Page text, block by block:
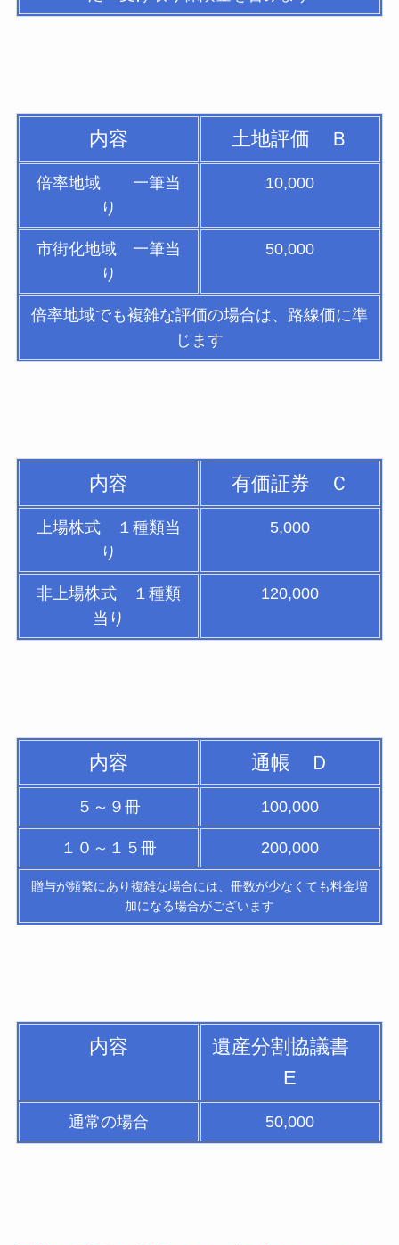
内容 土地評価 Ｂ
倍率地域 一筆当
り
10,000
市街化地域 一筆当
り
50,000
倍率地域でも複雑な評価の場合は、路線価に準
じます
内容 有価証券 Ｃ
上場株式 １種類当
り
5,000
非上場株式 １種類
当り
120,000
内容 通帳 Ｄ
５～９冊 100,000
１０～１５冊 200,000
贈与が頻繁にあり複雑な場合には、冊数が少なくても料金増
加になる場合がございます
内容
遺産分割協議書
E
通常の場合 50,000